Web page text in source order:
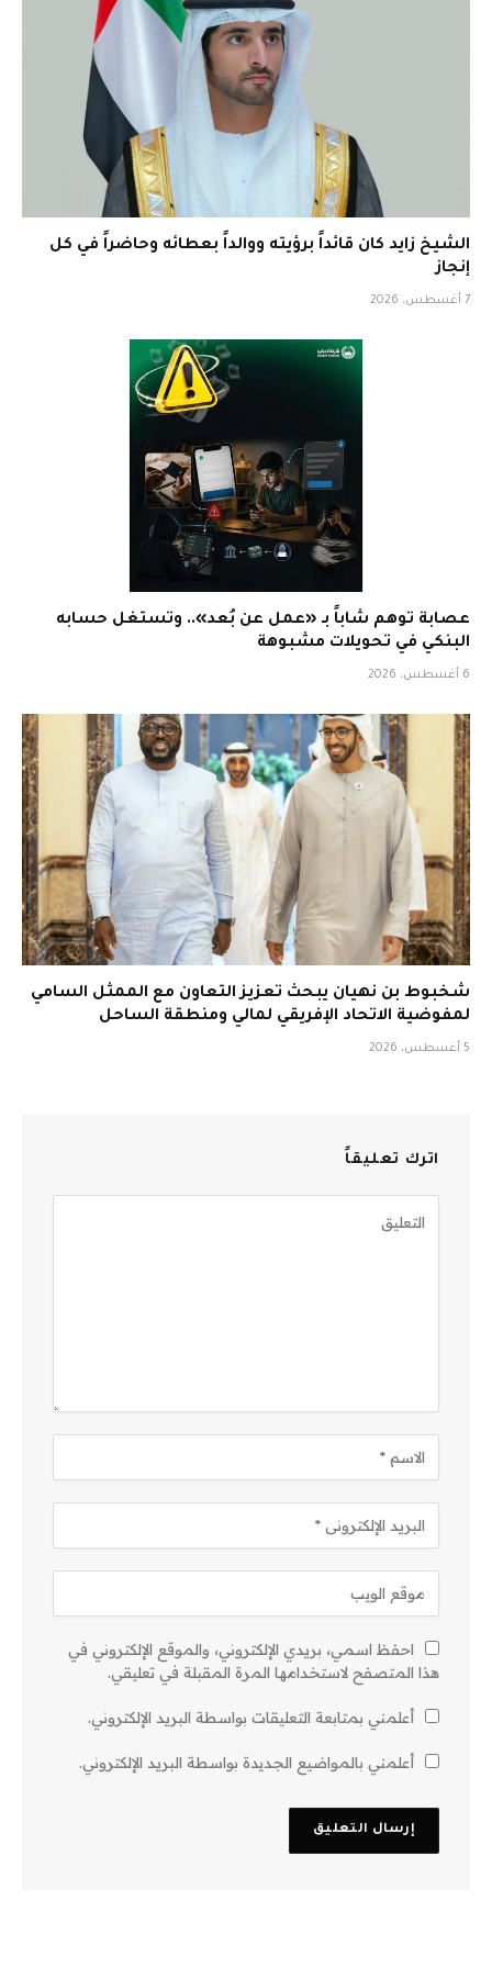
الشيخ زايد كان قائداً برؤيته ووالداً بعطائه وحاضراً في كل
إنجاز
7 أغسطس، 2026
عصابة توهم شاباً بـ «عمل عن بُعد».. وتستغل حسابه
البنكي في تحويلات مشبوهة
6 أغسطس، 2026
شخبوط بن نهيان يبحث تعزيز التعاون مع الممثل السامي
لمفوضية الاتحاد الإفريقي لمالي ومنطقة الساحل
5 أغسطس، 2026
اترك تعليقاً
احفظ اسمي، بريدي الإلكتروني، والموقع الإلكتروني في
هذا المتصفح لاستخدامها المرة المقبلة في تعليقي.
أعلمني بمتابعة التعليقات بواسطة البريد الإلكتروني.
أعلمني بالمواضيع الجديدة بواسطة البريد الإلكتروني.